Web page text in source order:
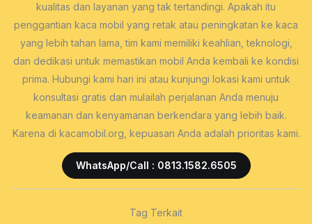
kualitas dan layanan yang tak tertandingi. Apakah itu
penggantian kaca mobil yang retak atau peningkatan ke kaca
yang lebih tahan lama, tim kami memiliki keahlian, teknologi,
dan dedikasi untuk memastikan mobil Anda kembali ke kondisi
prima. Hubungi kami hari ini atau kunjungi lokasi kami untuk
konsultasi gratis dan mulailah perjalanan Anda menuju
keamanan dan kenyamanan berkendara yang lebih baik.
Karena di kacamobil.org, kepuasan Anda adalah prioritas kami.
WhatsApp/Call : 0813.1582.6505
Tag Terkait